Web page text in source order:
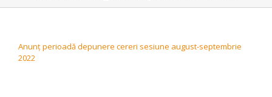
Anunţ perioadă depunere cereri sesiune august-septembrie
2022